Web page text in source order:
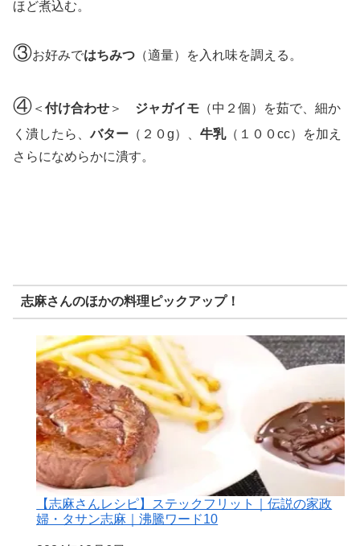
ほど煮込む。
③お好みではちみつ （適量）を入れ味を調える。
④ ＜ 付け合わせ ＞ ジャガイモ （中２個）を茹で、細か
く潰したら、バター （２０g）、 牛乳（１００cc）を加え
さらになめらかに潰す。
志麻さんのほかの料理ピックアップ！
【志麻さんレシピ】ステックフリット｜伝説の家政
婦・タサン志麻｜沸騰ワード10